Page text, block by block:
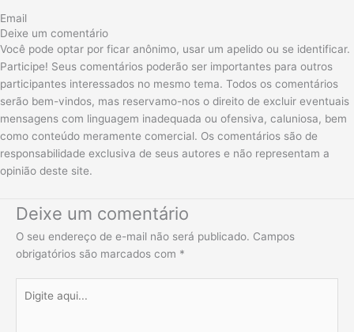
Email
Deixe um comentário
Você pode optar por ficar anônimo, usar um apelido ou se identificar.
Participe! Seus comentários poderão ser importantes para outros
participantes interessados no mesmo tema. Todos os comentários
serão bem-vindos, mas reservamo-nos o direito de excluir eventuais
mensagens com linguagem inadequada ou ofensiva, caluniosa, bem
como conteúdo meramente comercial. Os comentários são de
responsabilidade exclusiva de seus autores e não representam a
opinião deste site.
Deixe um comentário
O seu endereço de e-mail não será publicado. Campos
obrigatórios são marcados com *
aqui...